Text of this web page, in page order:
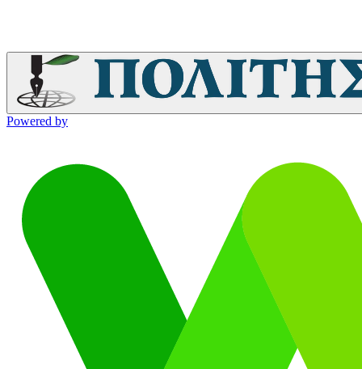
Powered by